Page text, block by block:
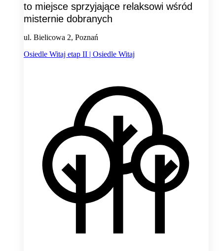
to miejsce sprzyjające relaksowi wśród
misternie dobranych
ul. Bielicowa 2, Poznań
Osiedle Witaj etap II | Osiedle Witaj